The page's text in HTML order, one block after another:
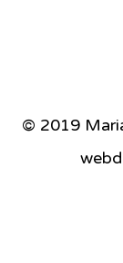
© 2019